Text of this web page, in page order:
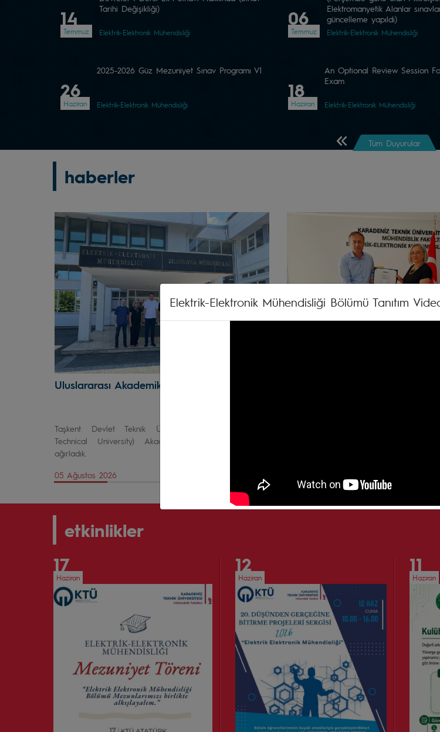
14
Temmuz
Tarihi Değişikliği)
Elektrik-Elektronik Mühendisliği
06
Temmuz
Elektromanyetik Alanlar
güncelleme yapıldı)
Elektrik-Elektronik Mühendisliği
26
Haziran
2025-2026 Güz Mezuniyet Sınav Programı V1
Elektrik-Elektronik Mühendisliği
18
Haziran
An Optional Review Session
Exam
Elektrik-Elektronik Mühendisliği
Önceki SayfaTüm Duyurular
haberler
Uluslararası Akademik Ziyeret
Taşkent Devlet Teknik Üniversitesi (Tashkent State
Technical University) Akademisyenlerini Bölümümüzde
ağırladık.
05 Ağustos 2026
etkinlikler
17
Haziran
12
Haziran
11
Haziran
Elektrik-Elektronik Mühendisliği Bölümü Tanıtım